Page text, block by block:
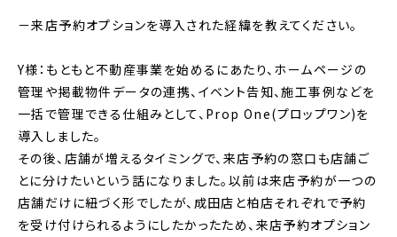
－来店予約オプションを導入された経緯を教えてください。
Y様：もともと不動産事業を始めるにあたり、ホームページの
管理や掲載物件データの連携、イベント告知、施工事例などを
一括で管理できる仕組みとして、Prop One(プロップワン)を
導入しました。
その後、店舗が増えるタイミングで、来店予約の窓口も店舗ご
とに分けたいという話になりました。以前は来店予約が一つの
店舗だけに紐づく形でしたが、成田店と柏店それぞれで予約
を受け付けられるようにしたかったため、来店予約オプション